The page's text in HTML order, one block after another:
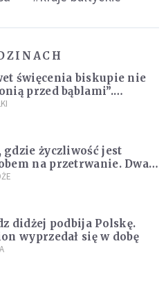
święcenia biskupie nie
przed bąblami”.
pokazała
gdzie życzliwość jest
na przetrwanie. Dwa
na Alasce [REPORTAŻ]
didżej podbija Polskę.
wyprzedał się w dobę